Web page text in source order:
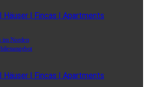
Häuser | Fincas | Apartments
im Norden
Häuser | Fincas | Apartments